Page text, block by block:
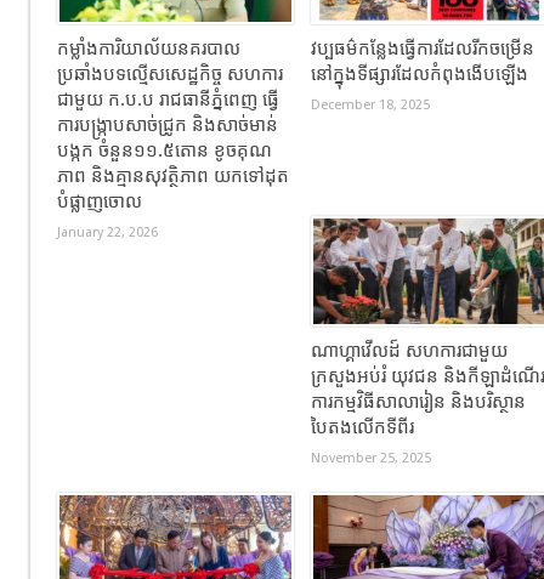
កម្លាំងការិយាល័យនគរបាល
ប្រឆាំងបទល្មើសសេដ្ឋកិច្ច សហការ
ជាមួយ ក.ប.ប រាជធានីភ្នំពេញ ធ្វើ
ការបង្ក្រាបសាច់ជ្រូក និងសាច់មាន់
បង្កក ចំនួន១១.៥តោន ខូចគុណ
ភាព និងគ្មានសុវត្ថិភាព យកទៅដុត
បំផ្លាញចោល
January 22, 2026
វប្បធម៌កន្លែងធ្វើការដែលរីកចម្រើន
នៅក្នុងទីផ្សារដែលកំពុងងើបឡើង
December 18, 2025
ណាហ្គាវើលដ៍ សហការជាមួយ
ក្រសួងអប់រំ យុវជន និងកីឡាដំណើរ
ការកម្មវិធីសាលារៀន និងបរិស្ថាន
បៃតងលើកទីពីរ
November 25, 2025